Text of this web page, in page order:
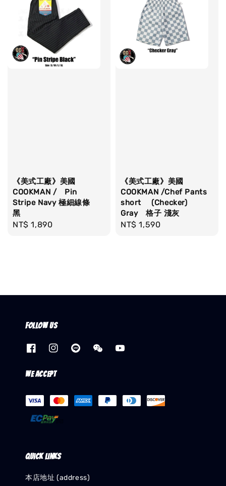
《美式工廠》美國
COOKMAN / Pin
Stripe Navy 極細線條
黑
Regular
NT$ 1,890
《美式工廠》美國
COOKMAN /Chef Pants
short (Checker)
Gray 格子 淺灰
Regular
NT$ 1,590
Follow us
We accept
Quick links
本店地址 (address)